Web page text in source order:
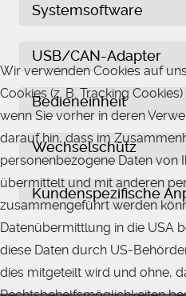
Systemsoftware
USB/CAN-Adapter
Bedieneinheit
Wechselschütz
Kundenspezifische
Wir verwenden Cookies auf
Cookies (z. B. Tracking
wenn Sie vorher in deren
darauf hin, dass im
personenbezogene Daten von
übermittelt und mit anderen
zusammengeführt werden
Datenübermittlung in die USA
diese Daten durch US-
dies mitgeteilt wird und ohne,